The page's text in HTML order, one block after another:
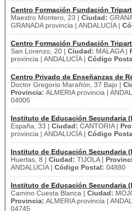
Centro Formación Fundación
Maestro Montero, 23 | Ciudad:
GRANADA provincia | ANDALUCÍA |
Centro Formación Fundación
San Lorenzo, 20 | Ciudad: MALAGA |
provincia | ANDALUCÍA | Código
Centro Privado de Enseñanzas de
Doctor Gregorio Marañón, 37 Bajo |
Provincia: ALMERIA provincia |
04005
Instituto de Educación Secundaria
España, 33 | Ciudad: CANTORIA |
provincia | ANDALUCÍA | Código
Instituto de Educación Secundaria
Huertas, 8 | Ciudad: TIJOLA |
ANDALUCÍA | Código Postal: 04880
Instituto de Educación Secundaria
Camino Cuesta Blanca | Ciudad:
Provincia: ALMERIA provincia |
04745